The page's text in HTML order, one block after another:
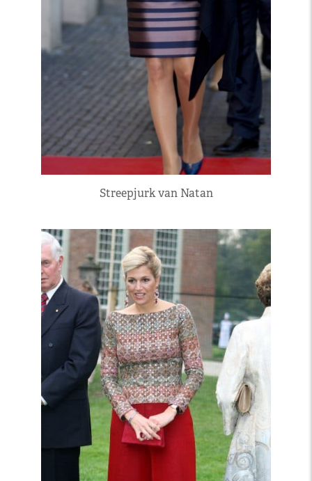
Streepjurk van Natan